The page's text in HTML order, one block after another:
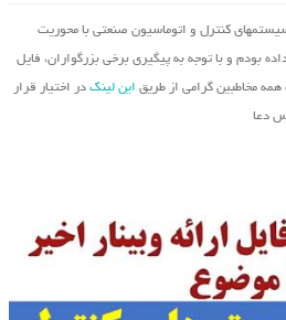
کنترل و اتوماسیون صنعتی با محوریت
همه مخاطبین گرامی از طریق این لینک در اختیار قرار
دعا